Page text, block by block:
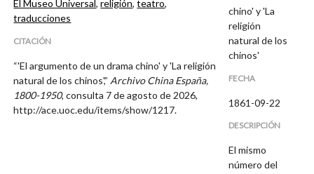
El Museo Universal,religión,teatro,
traducciones
CITACIÓN
“'El argumento de un drama chino' y 'La religión
natural de los chinos',” Archivo China España,
1800-1950, consulta 7 de agosto de 2026,
http://ace.uoc.edu/items/show/1217.
chino' y 'La
religión
natural de los
chinos'
FECHA
1861-09-22
DESCRIPCIÓN
El mismo
número del